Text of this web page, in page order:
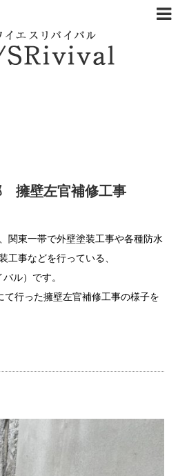
壁左官補修工事
関東一帯で外壁塗装工事や各種防水
事などを行っている、
ル）です。
行った擁壁左官補修工事の様子を